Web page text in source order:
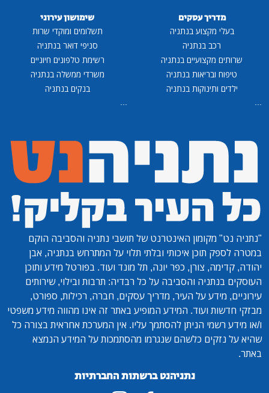
מדריך עסקים
בעלי מקצוע בנתניה
רכב בנתניה
שרותים מקצועיים בנתניה
טיפוח ובריאות בנתניה
ילדים ותינוקות בנתניה
...
שימושון עירוני
תשלומים ומוקדי שרות
סניפי דואר בנתניה
רשימת טלפונים חיוניים
משרדי ממשלה בנתניה
בנקים בנתניה
...
"נתניה נט" מקומון האינטרנט של תושבי נתניה והסביבה הוקם
במטרה לספק תוכן איכותי ובלתי תלוי על המתרחש בנתניה, אבן
יהודה, קדימה, צורן, כפר יונה, תל מונד ועוד. בפורטל מידע ותוכן
העוסקים בנתניה והסביבה על כל רבדיה: תרבות ובילוי, שירותים
עירוניים, מידע על העיר, מדריך עסקים, חברה, רכילות, ספורט,
מבזקי חדשות ועוד. המידע המופיע באתר זה אינו מהווה מידע משפטי
ו/או מידע רשמי הניתן להסתמך עליו. אין המערכת אחראית בצורה כל
שהיא על נזקים כלשהם שנגרמו מהסתמכות על המידע הנמצא
באתר.
נתניהנט ברשתות החברתיות